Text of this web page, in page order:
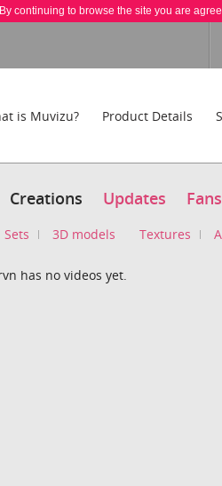
continuing to browse the site you are
is Muvizu? Product Details
Creations Updates Fans
Sets 3D models Textures
has no videos yet.